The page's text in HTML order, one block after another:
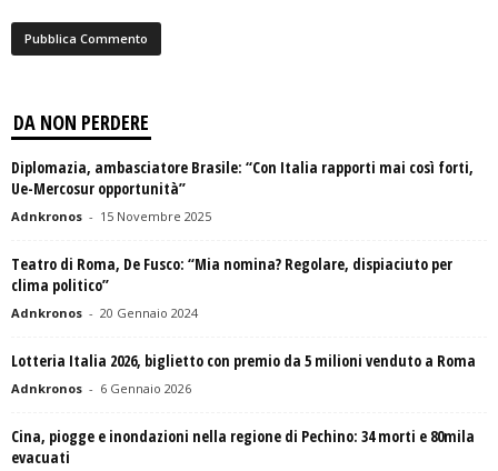
DA NON PERDERE
Diplomazia, ambasciatore Brasile: “Con Italia rapporti mai così forti,
Ue-Mercosur opportunità”
Adnkronos - 15 Novembre 2025
Teatro di Roma, De Fusco: “Mia nomina? Regolare, dispiaciuto per
clima politico”
Adnkronos - 20 Gennaio 2024
Lotteria Italia 2026, biglietto con premio da 5 milioni venduto a Roma
Adnkronos - 6 Gennaio 2026
Cina, piogge e inondazioni nella regione di Pechino: 34 morti e 80mila
evacuati